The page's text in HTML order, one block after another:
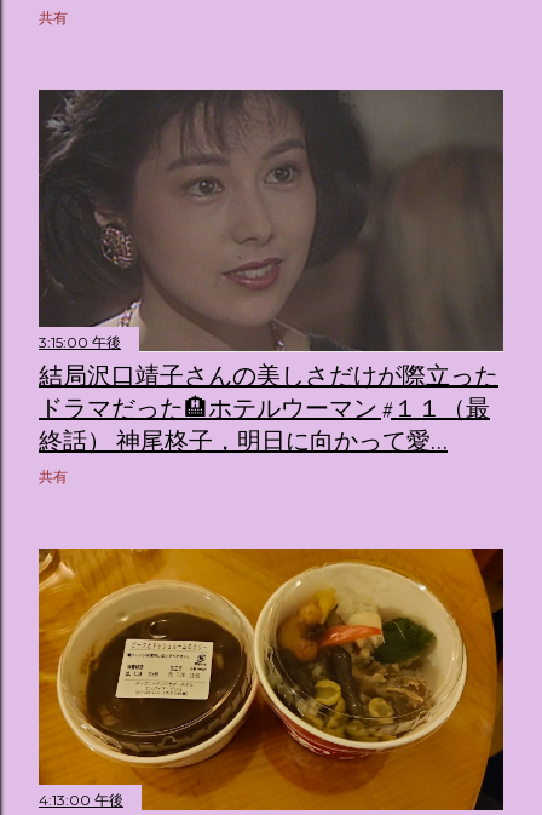
共有
3:15:00 午後
結局沢口靖子さんの美しさだけが際立った
ドラマだった🏨ホテルウーマン #１１（最
終話） 神尾柊子，明日に向かって愛…
共有
4:13:00 午後